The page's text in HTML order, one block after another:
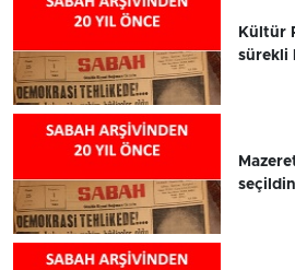
Kültür
sürekli